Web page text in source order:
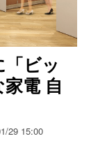
ビッ
電 自
29 15:00